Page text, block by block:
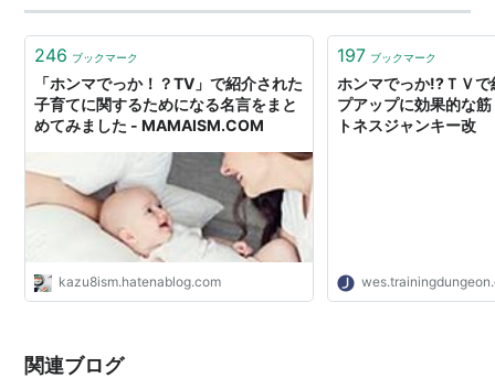
246 ブックマーク
「ホンマでっか！？TV」で紹介された
子育てに関するためになる名言をまと
めてみました - MAMAISM.COM
kazu8ism.hatenablog.com
197 ブックマーク
ホンマでっか!?ＴＶ
プアップに効果的な
トネスジャンキー改
関連ブログ